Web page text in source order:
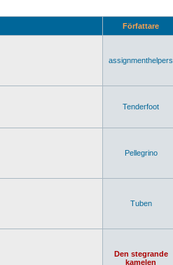
Författare
assignmenthelpers
Tenderfoot
Pellegrino
Tuben
Den stegrande
kamelen